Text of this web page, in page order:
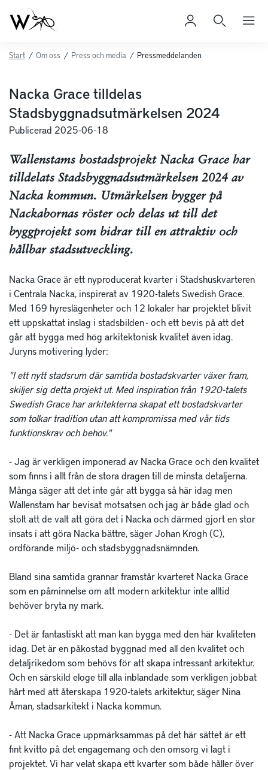
Start / Om oss / Press och media / Pressmeddelanden
Nacka Grace tilldelas
Stadsbyggnadsutmärkelsen 2024
Publicerad 2025-06-18
Wallenstams bostadsprojekt Nacka Grace har
tilldelats Stadsbyggnadsutmärkelsen 2024 av
Nacka kommun. Utmärkelsen bygger på
Nackabornas röster och delas ut till det
byggprojekt som bidrar till en attraktiv och
hållbar stadsutveckling.
Nacka Grace är ett nyproducerat kvarter i Stadshuskvarteren
i Centrala Nacka, inspirerat av 1920-talets Swedish Grace.
Med 169 hyreslägenheter och 12 lokaler har projektet blivit
ett uppskattat inslag i stadsbilden - och ett bevis på att det
går att bygga med hög arkitektonisk kvalitet även idag.
Juryns motivering lyder:
"I ett nytt stadsrum där samtida bostadskvarter växer fram,
skiljer sig detta projekt ut. Med inspiration från 1920-talets
Swedish Grace har arkitekterna skapat ett bostadskvarter
som tolkar tradition utan att kompromissa med vår tids
funktionskrav och behov."
- Jag är verkligen imponerad av Nacka Grace och den kvalitet
som finns i allt från de stora dragen till de minsta detaljerna.
Många säger att det inte går att bygga så här idag men
Wallenstam har bevisat motsatsen och jag är både glad och
stolt att de valt att göra det i Nacka och därmed gjort en stor
insats i att göra Nacka bättre, säger Johan Krogh (C),
ordförande miljö- och stadsbyggnadsnämnden.
Bland sina samtida grannar framstår kvarteret Nacka Grace
som en påminnelse om att modern arkitektur inte alltid
behöver bryta ny mark.
- Det är fantastiskt att man kan bygga med den här kvaliteten
idag. Det är en påkostad byggnad med all den kvalitet och
detaljrikedom som behövs för att skapa intressant arkitektur.
Och en särskild eloge till alla inblandade som verkligen jobbat
hårt med att återskapa 1920-talets arkitektur, säger Nina
Åman, stadsarkitekt i Nacka kommun.
- Att Nacka Grace uppmärksammas på det här sättet är ett
fint kvitto på det engagemang och den omsorg vi lagt i
projektet. Vi har velat skapa ett kvarter som både håller över